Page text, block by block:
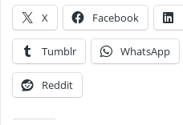
X Facebook
Tumblr WhatsApp
Reddit